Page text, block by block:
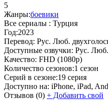
5
Жанры:боевики
Все сериалы : Турция
Год:2023
Перевод: Рус. Люб.
Доступные озвучки: Рус.
Качество: FHD (1080p)
Количество сезонов:1 сезон
Серий в сезоне:19 серия
Доступно на: iPhone, iPad,
Отзывов (0) + Добавить свой